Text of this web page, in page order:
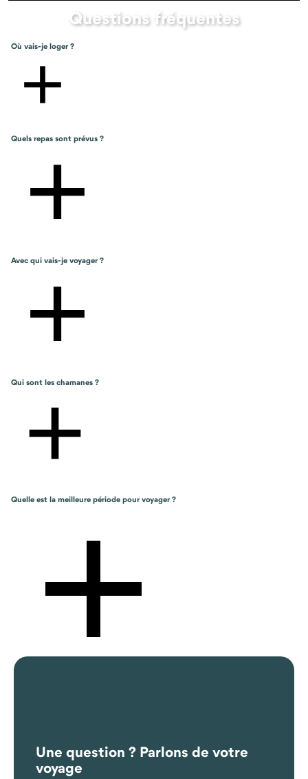
Toutes les prestations non-mentionnées dans le
programmeQuestions fréquentes
Où vais-je loger ?
Quels repas sont prévus ?
Avec qui vais-je voyager ?
Qui sont les chamanes ?
Quelle est la meilleure période pour voyager ?
Une question ? Parlons de votre
voyage